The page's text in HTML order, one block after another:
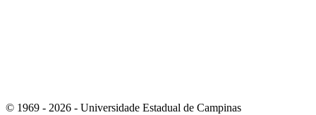
© 1969 - 2026 - Universidade Estadual de Campinas